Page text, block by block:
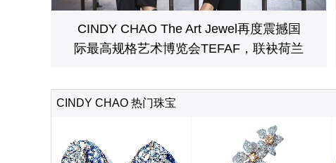
CINDY CHAO The Art Jewel再度震撼国
际最高规格艺术博览会TEFAF，联袂荷兰
CINDY CHAO 热门珠宝